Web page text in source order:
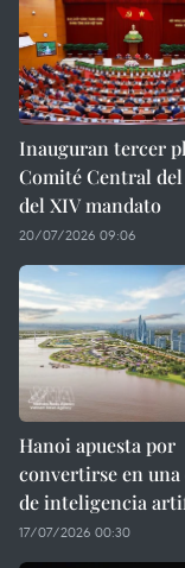
Inauguran tercer
Comité Central del
del XIV mandato
20/07/2026 09:06
Hanoi apuesta por
convertirse en una
de inteligencia
17/07/2026 00:30